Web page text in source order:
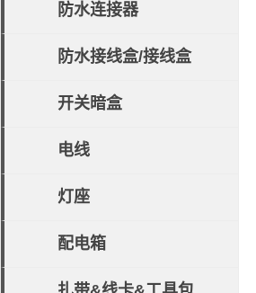
防水连接器
防水接线盒/接线盒
开关暗盒
电线
灯座
配电箱